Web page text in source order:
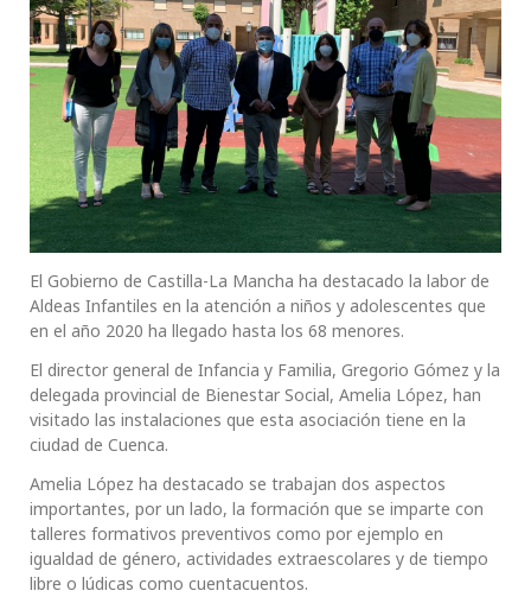
El Gobierno de Castilla-La Mancha ha destacado la labor de
Aldeas Infantiles en la atención a niños y adolescentes que
en el año 2020 ha llegado hasta los 68 menores.
El director general de Infancia y Familia, Gregorio Gómez y la
delegada provincial de Bienestar Social, Amelia López, han
visitado las instalaciones que esta asociación tiene en la
ciudad de Cuenca.
Amelia López ha destacado se trabajan dos aspectos
importantes, por un lado, la formación que se imparte con
talleres formativos preventivos como por ejemplo en
igualdad de género, actividades extraescolares y de tiempo
libre o lúdicas como cuentacuentos.